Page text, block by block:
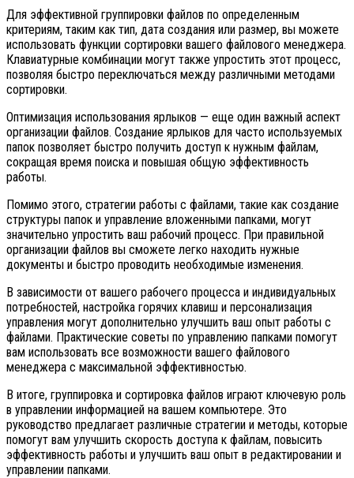
Для эффективной группировки файлов по определенным
критериям, таким как тип, дата создания или размер, вы можете
использовать функции сортировки вашего файлового менеджера.
Клавиатурные комбинации могут также упростить этот процесс,
позволяя быстро переключаться между различными методами
сортировки.
Оптимизация использования ярлыков — еще один важный аспект
организации файлов. Создание ярлыков для часто используемых
папок позволяет быстро получить доступ к нужным файлам,
сокращая время поиска и повышая общую эффективность
работы.
Помимо этого, стратегии работы с файлами, такие как создание
структуры папок и управление вложенными папками, могут
значительно упростить ваш рабочий процесс. При правильной
организации файлов вы сможете легко находить нужные
документы и быстро проводить необходимые изменения.
В зависимости от вашего рабочего процесса и индивидуальных
потребностей, настройка горячих клавиш и персонализация
управления могут дополнительно улучшить ваш опыт работы с
файлами. Практические советы по управлению папками помогут
вам использовать все возможности вашего файлового
менеджера с максимальной эффективностью.
В итоге, группировка и сортировка файлов играют ключевую роль
в управлении информацией на вашем компьютере. Это
руководство предлагает различные стратегии и методы, которые
помогут вам улучшить скорость доступа к файлам, повысить
эффективность работы и улучшить ваш опыт в редактировании и
управлении папками.